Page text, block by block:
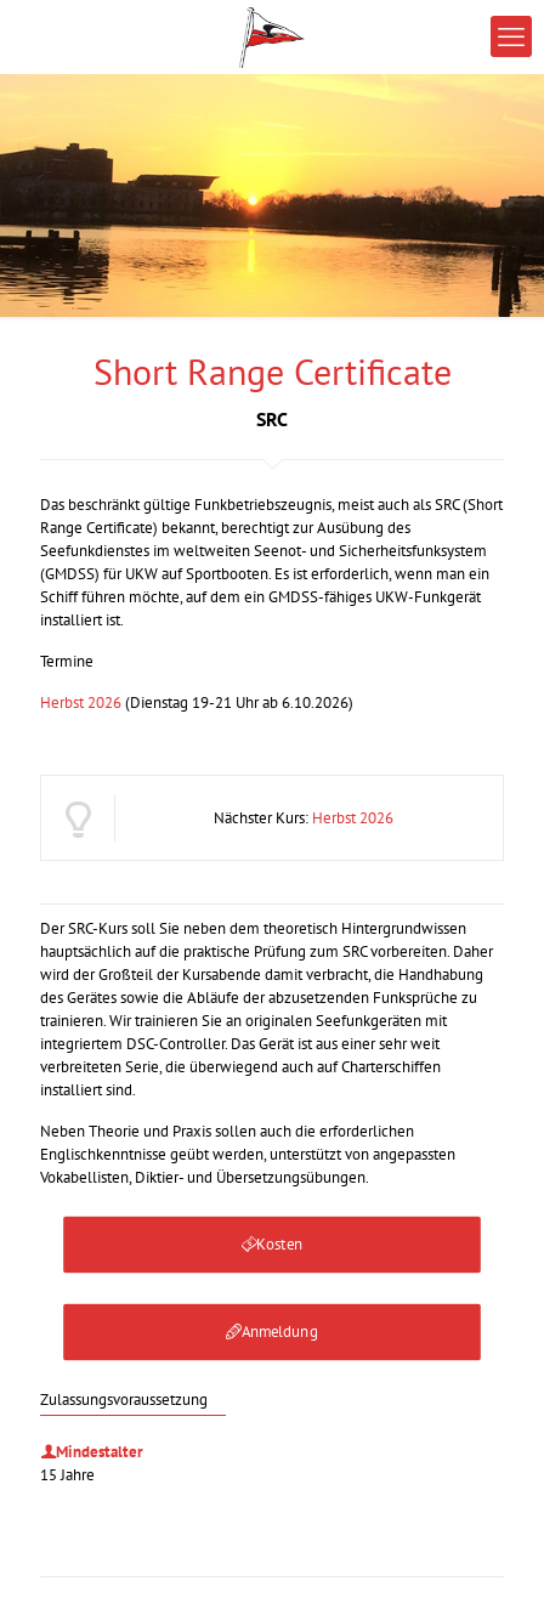
Short Range Certificate
SRC
Das beschränkt gültige Funkbetriebszeugnis, meist auch als SRC (Short
Range Certificate) bekannt, berechtigt zur Ausübung des
Seefunkdienstes im weltweiten Seenot- und Sicherheitsfunksystem
(GMDSS) für UKW auf Sportbooten. Es ist erforderlich, wenn man ein
Schiff führen möchte, auf dem ein GMDSS-fähiges UKW-Funkgerät
installiert ist.
Termine
Herbst 2026(Dienstag 19-21 Uhr ab 6.10.2026)
Nächster Kurs: Herbst 2026
Der SRC-Kurs soll Sie neben dem theoretisch Hintergrundwissen
hauptsächlich auf die praktische Prüfung zum SRC vorbereiten. Daher
wird der Großteil der Kursabende damit verbracht, die Handhabung
des Gerätes sowie die Abläufe der abzusetzenden Funksprüche zu
trainieren. Wir trainieren Sie an originalen Seefunkgeräten mit
integriertem DSC-Controller. Das Gerät ist aus einer sehr weit
verbreiteten Serie, die überwiegend auch auf Charterschiffen
installiert sind.
Neben Theorie und Praxis sollen auch die erforderlichen
Englischkenntnisse geübt werden, unterstützt von angepassten
Vokabellisten, Diktier- und Übersetzungsübungen.
Kosten
Anmeldung
Zulassungsvoraussetzung
Mindestalter
15 Jahre